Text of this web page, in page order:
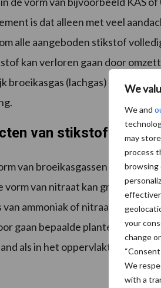
We
We and
may
process
browsing
your
change
We
with a
is dat alleen met veel
alle aangeboden stikstof
kan verloren gaan door
broeikasgas (lachgas) of gaat
van stikstofverlies?
van broeikasgassen verhoogt
vorm van nitraat kan grond- en
van ammoniak of nitraat leidt in
gaan bepaalde plantensoorten
als in het oppervlaktewater).